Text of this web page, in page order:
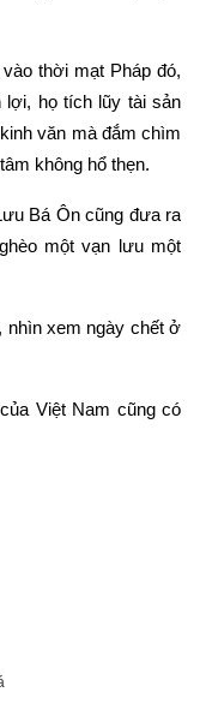
thời mạt Pháp đó,
lợi, họ tích lũy tài sản
văn mà đắm chìm
không hổ thẹn.
Bá Ôn cũng đưa ra
một vạn lưu một
nhìn xem ngày chết ở
Việt Nam cũng có
nạn này cũng bình